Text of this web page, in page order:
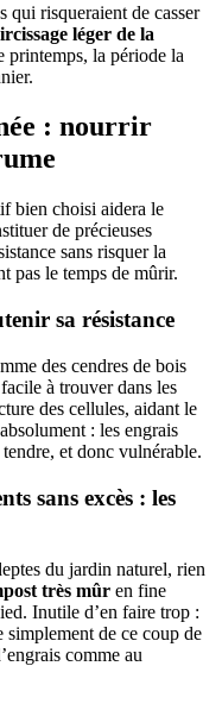
qui risqueraient de casser
léger de la
printemps, la période la
: nourrir
bien choisi aidera le
de précieuses
sans risquer la
pas le temps de mûrir.
sa résistance
des cendres de bois
à trouver dans les
des cellules, aidant le
: les engrais
et donc vulnérable.
sans excès : les
du jardin naturel, rien
très mûr en fine
Inutile d’en faire trop :
de ce coup de
comme au